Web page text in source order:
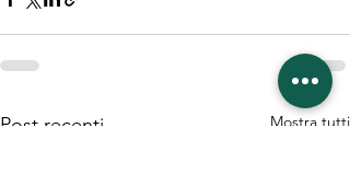
Post recenti Mostra tutti